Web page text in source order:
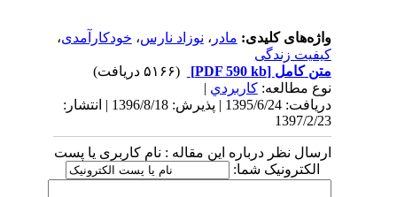
واژه‌های کلیدی:مادر، نوزاد نارس،خودکارآمدی،
کیفیت زندگی
متن کامل[PDF 590 kb]
نوع مطالعه:كاربردي|
دریافت: 1395/6/24 | پذیرش: 1396/8/18 | انتشار:
1397/2/23
ارسال نظر درباره این مقاله : نام کاربری یا پست
الکترونیک شما: